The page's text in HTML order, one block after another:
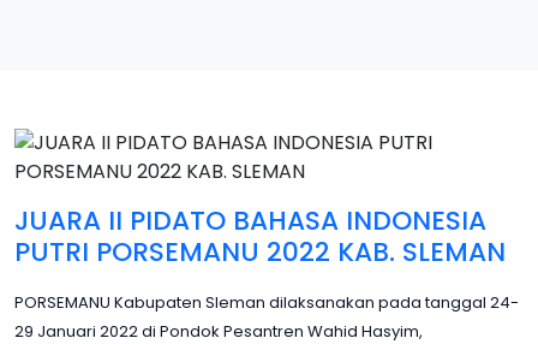
JUARA II PIDATO BAHASA INDONESIA
PUTRI PORSEMANU 2022 KAB. SLEMAN
PORSEMANU Kabupaten Sleman dilaksanakan pada tanggal 24-
29 Januari 2022 di Pondok Pesantren Wahid Hasyim,